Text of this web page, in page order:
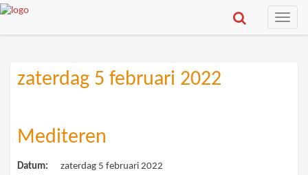
Toggle
zaterdag 5 februari 2022
Mediteren
Datum:
zaterdag 5 februari 2022